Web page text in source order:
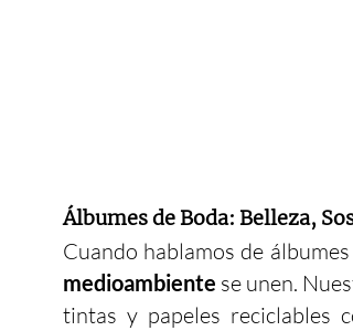
Álbumes de Boda: Belleza,
Cuando hablamos de
medioambiente se unen.
tintas y papeles reciclables